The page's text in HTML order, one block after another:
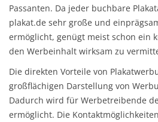
Passanten. Da jeder buchbare
plakat.de sehr große und
ermöglicht, genügt meist schon ein
den Werbeinhalt wirksam zu
Die direkten Vorteile von
großflächigen Darstellung von
Dadurch wird für Werbetreibende
ermöglicht. Die